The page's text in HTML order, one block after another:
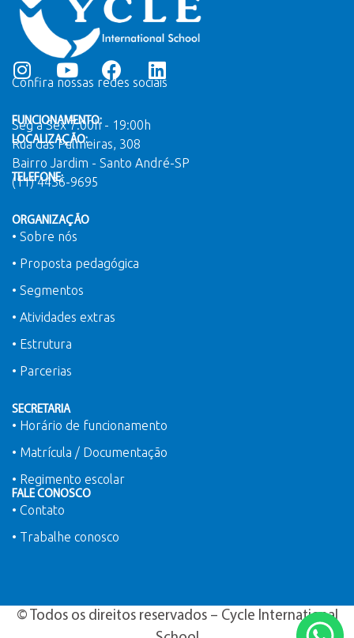
Confira nossas redes sociais
FUNCIONAMENTO:
Seg a Sex 7:00h - 19:00h
LOCALIZAÇÃO:
Rua das Palmeiras, 308
Bairro Jardim - Santo André-SP
TELEFONE:
(11) 4436-9695
ORGANIZAÇÃO
• Sobre nós
• Proposta pedagógica
• Segmentos
• Atividades extras
• Estrutura
• Parcerias
SECRETARIA
• Horário de funcionamento
• Matrícula / Documentação
• Regimento escolar
FALE CONOSCO
• Contato
• Trabalhe conosco
© Todos os direitos reservados – Cycle International